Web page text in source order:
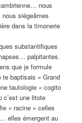
nous
siégeâmes
dans la timonerie
substantifiques
palpitantes.
que je formule
baptisais « Grand
tautologie « cogito
une litote
« racine » celles
elles émergent au